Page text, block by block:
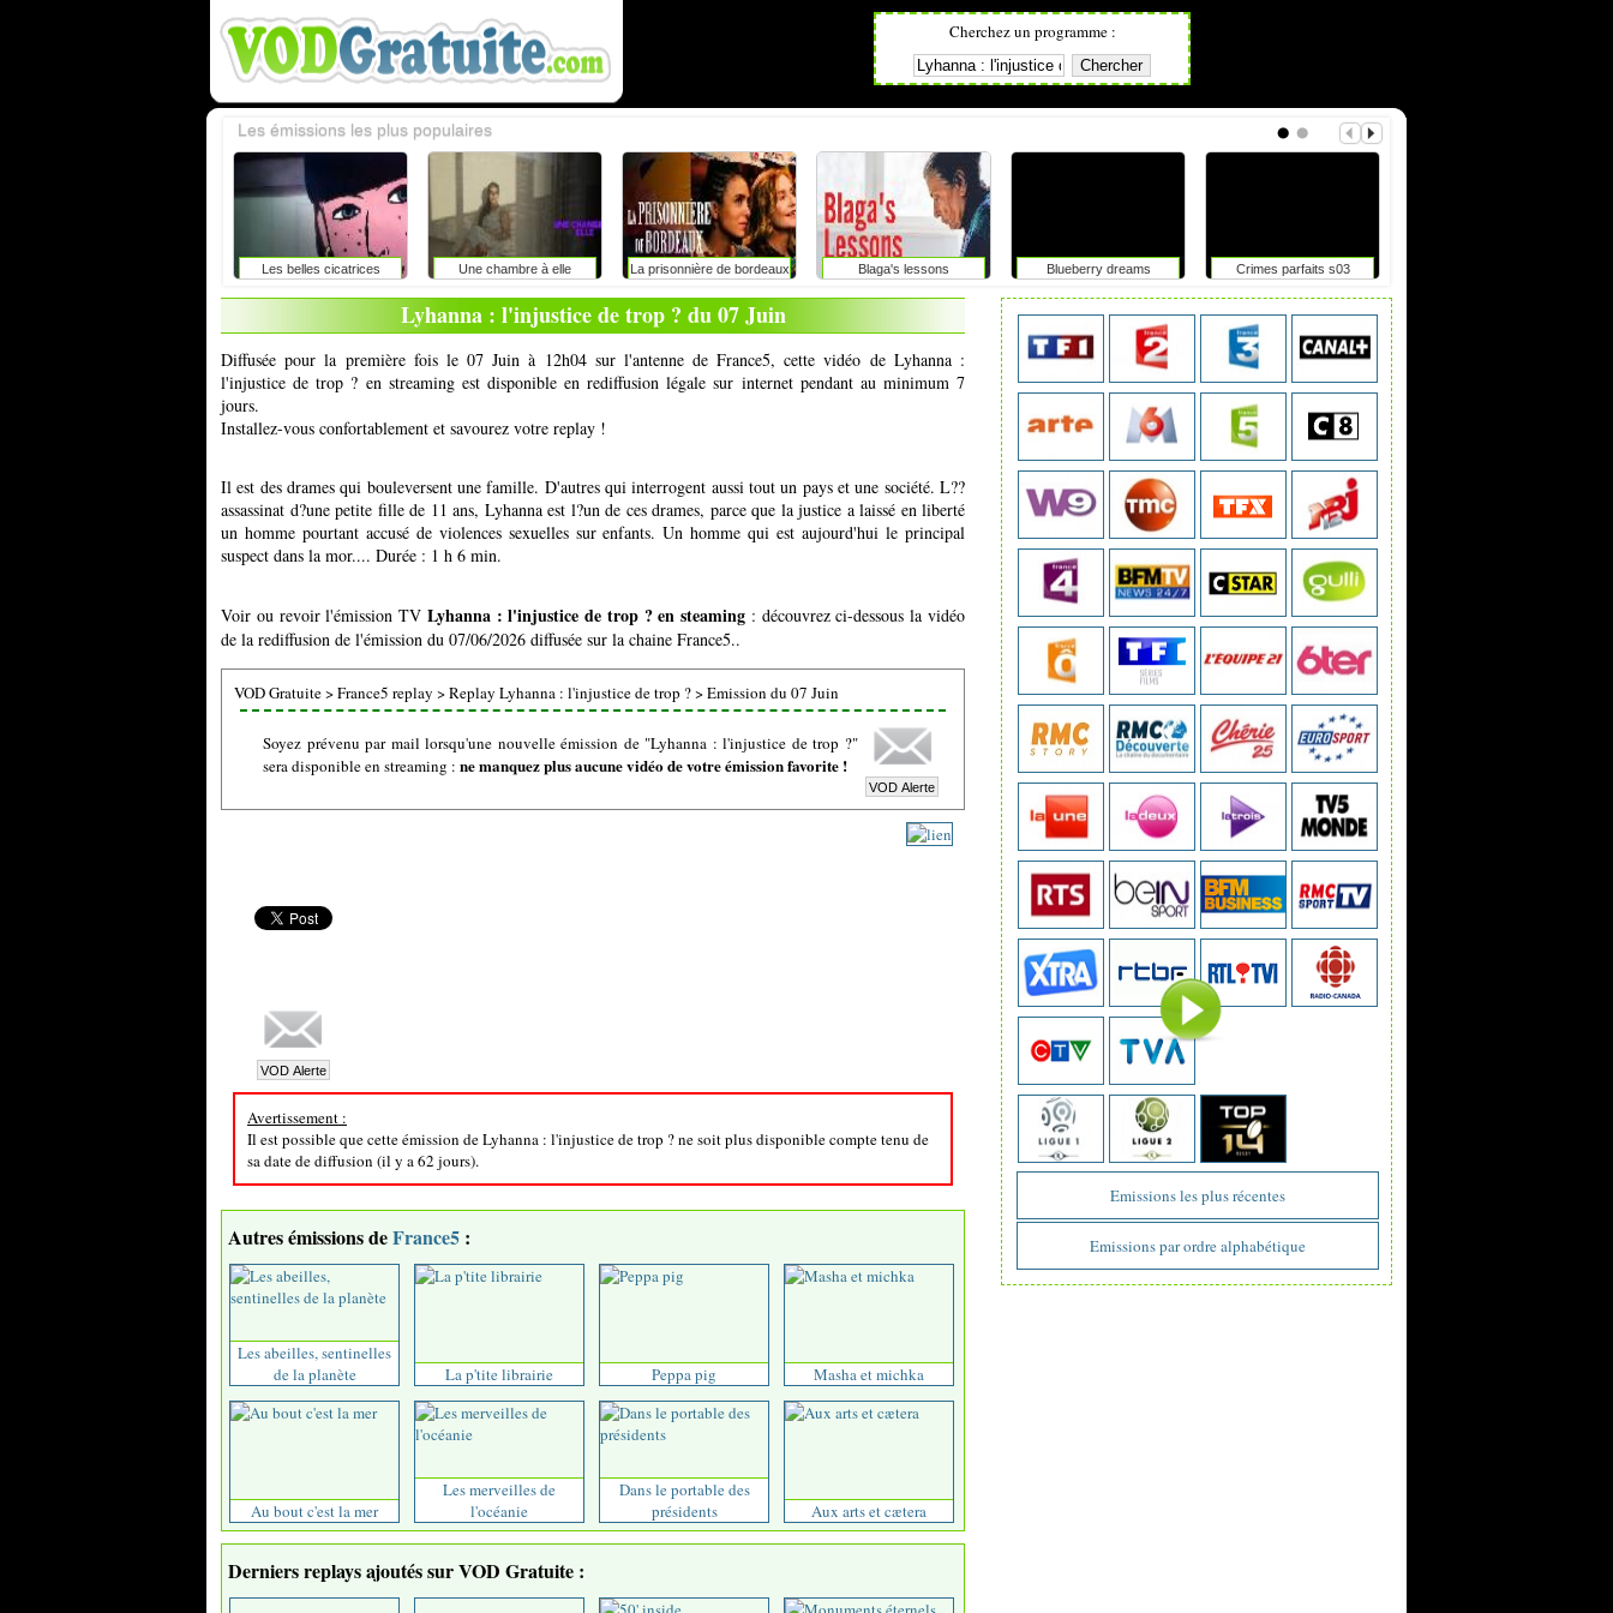
Cherchez un programme :
Les belles cicatrices Une chambre à elle La prisonnière de bordeaux Blaga's lessons Blueberry dreams Crimes parfaits s03
Les émissions les plus populaires
Emissions les plus récentes
Emissions par ordre alphabétique
Lyhanna : l'injustice de trop ? du 07 Juin
Diffusée pour la première fois le 07 Juin à 12h04 sur l'antenne de France5, cette vidéo de Lyhanna :
l'injustice de trop ? en streaming est disponible en rediffusion légale sur internet pendant au minimum 7
jours.
Installez-vous confortablement et savourez votre replay !
Il est des drames qui bouleversent une famille. D'autres qui interrogent aussi tout un pays et une société. L??
assassinat d?une petite fille de 11 ans, Lyhanna est l?un de ces drames, parce que la justice a laissé en liberté
un homme pourtant accusé de violences sexuelles sur enfants. Un homme qui est aujourd'hui le principal
suspect dans la mor.... Durée : 1 h 6 min.
Voir ou revoir l'émission TV Lyhanna : l'injustice de trop ? en steaming : découvrez ci-dessous la vidéo
de la rediffusion de l'émission du 07/06/2026 diffusée sur la chaine France5..
VOD Gratuite>France5 replay >Replay Lyhanna : l'injustice de trop ?>Emission du 07 Juin
Soyez prévenu par mail lorsqu'une nouvelle émission de "Lyhanna : l'injustice de trop ?"
sera disponible en streaming : ne manquez plus aucune vidéo de votre émission favorite !
Avertissement :
Il est possible que cette émission de Lyhanna : l'injustice de trop ? ne soit plus disponible compte tenu de
sa date de diffusion (il y a 62 jours).
Autres émissions deFrance5 :
Les abeilles, sentinelles
de la planète
La p'tite librairie Peppa pig Masha et michka
Au bout c'est la mer
Les merveilles de
l'océanie
Dans le portable des
présidents
Aux arts et cætera
Derniers replays ajoutés sur VOD Gratuite :